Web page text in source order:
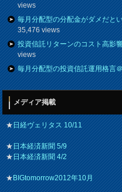
views
毎月分配型の分配金がダメだと
35,476 views
投資信託リターンのコスト高影
views
毎月分配型の投資信託運用格言
メディア掲載
★日経ヴェリタス 10/11
★日本経済新聞 5/9
★日本経済新聞 4/2
★BIGtomorrow2012年10月